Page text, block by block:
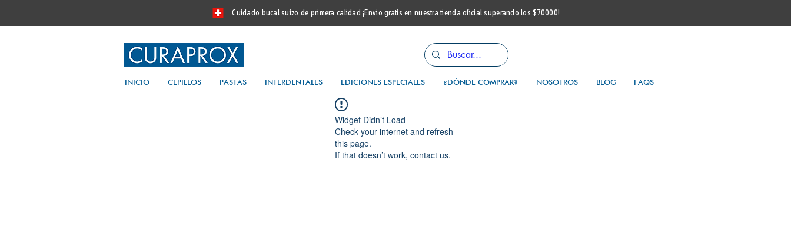
Cuidado bucal suizo de primera calidad ¡Envio gratis en nuestra tienda oficial superando los $70000!
INICIO CEPILLOS PASTAS INTERDENTALES EDICIONES ESPECIALES ¿DÓNDE COMPRAR? NOSOTROS BLOG FAQS
Widget Didn’t Load
Check your internet and refresh
this page.
If that doesn’t work, contact us.